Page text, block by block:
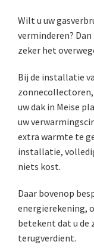
Wilt u uw
verminderen?
zeker het
Bij de installatie
uw dak in Meise
uw
extra warmte te
installatie,
niets kost.
Daar bovenop
energierekening,
betekent dat u
terugverdient.